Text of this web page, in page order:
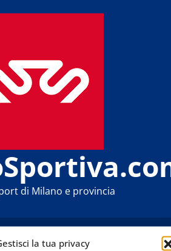
la tua privacy
di Milano e provincia